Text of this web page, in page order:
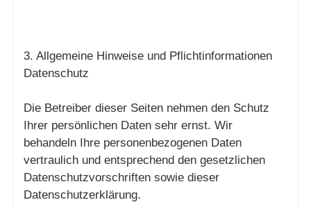
3. Allgemeine Hinweise und Pflichtinformationen
Datenschutz
Die Betreiber dieser Seiten nehmen den Schutz
Ihrer persönlichen Daten sehr ernst. Wir
behandeln Ihre personenbezogenen Daten
vertraulich und entsprechend den gesetzlichen
Datenschutzvorschriften sowie dieser
Datenschutzerklärung.